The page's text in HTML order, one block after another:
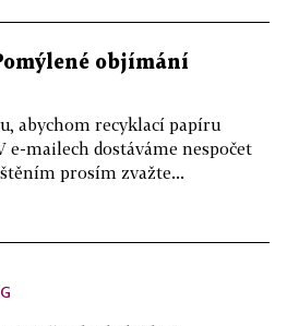
objímání
abychom recyklací papíru
e-mailech dostáváme nespočet
prosím zvažte...